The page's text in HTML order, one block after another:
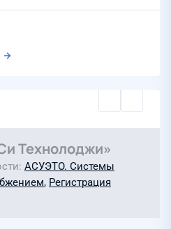
Технолоджи»
АСУЭТО. Системы
, Регистрация